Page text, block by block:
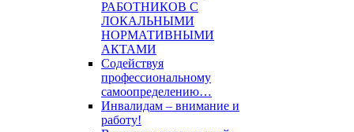
РАБОТНИКОВ С
ЛОКАЛЬНЫМИ
НОРМАТИВНЫМИ
АКТАМИ
Содействуя
профессиональному
самоопределению…
Инвалидам – внимание и
работу!